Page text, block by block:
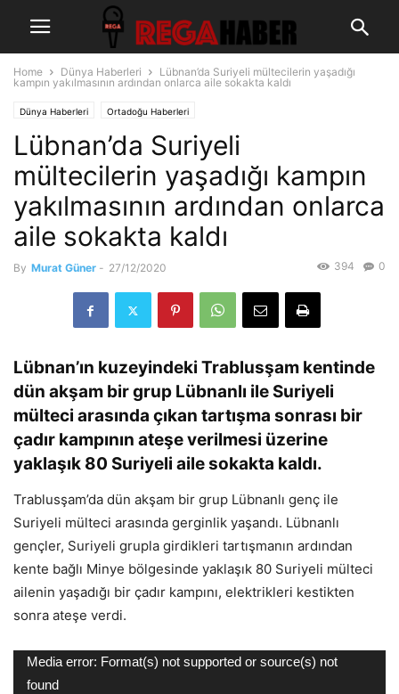
Home Dünya Haberleri
Lübnan’da Suriyeli mültecilerin yaşadığı
kampın yakılmasının ardından onlarca aile sokakta kaldı
Dünya Haberleri Ortadoğu Haberleri
Lübnan’da Suriyeli
mültecilerin yaşadığı kampın
yakılmasının ardından onlarca
aile sokakta kaldı
By Murat Güner - 27/12/2020 0
394
Lübnan’ın kuzeyindeki Trablusşam kentinde
dün akşam bir grup Lübnanlı ile Suriyeli
mülteci arasında çıkan tartışma sonrası bir
çadır kampının ateşe verilmesi üzerine
yaklaşık 80 Suriyeli aile sokakta kaldı.
Trablusşam’da dün akşam bir grup Lübnanlı genç ile
Suriyeli mülteci arasında gerginlik yaşandı. Lübnanlı
gençler, Suriyeli grupla girdikleri tartışmanın ardından
kente bağlı Minye bölgesinde yaklaşık 80 Suriyeli mülteci
ailenin yaşadığı bir çadır kampını, elektrikleri kestikten
sonra ateşe verdi.
Video
oynatıcı
Media error: Format(s) not supported or source(s) not
found